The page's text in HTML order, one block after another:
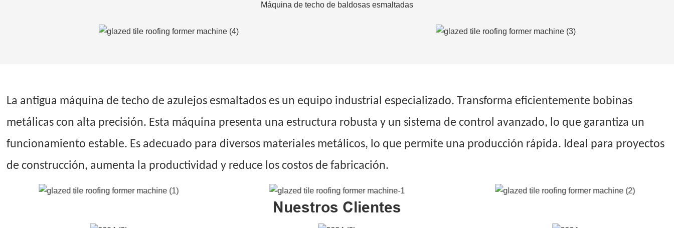
Máquina de techo de baldosas esmaltadas
La antigua máquina de techo de azulejos esmaltados es un equipo industrial especializado. Transforma eficientemente bobinas
metálicas con alta precisión. Esta máquina presenta una estructura robusta y un sistema de control avanzado, lo que garantiza un
funcionamiento estable. Es adecuado para diversos materiales metálicos, lo que permite una producción rápida. Ideal para proyectos
de construcción, aumenta la productividad y reduce los costos de fabricación.
Nuestros Clientes